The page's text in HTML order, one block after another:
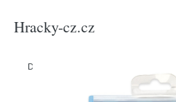
Hracky-cz.cz
Domů